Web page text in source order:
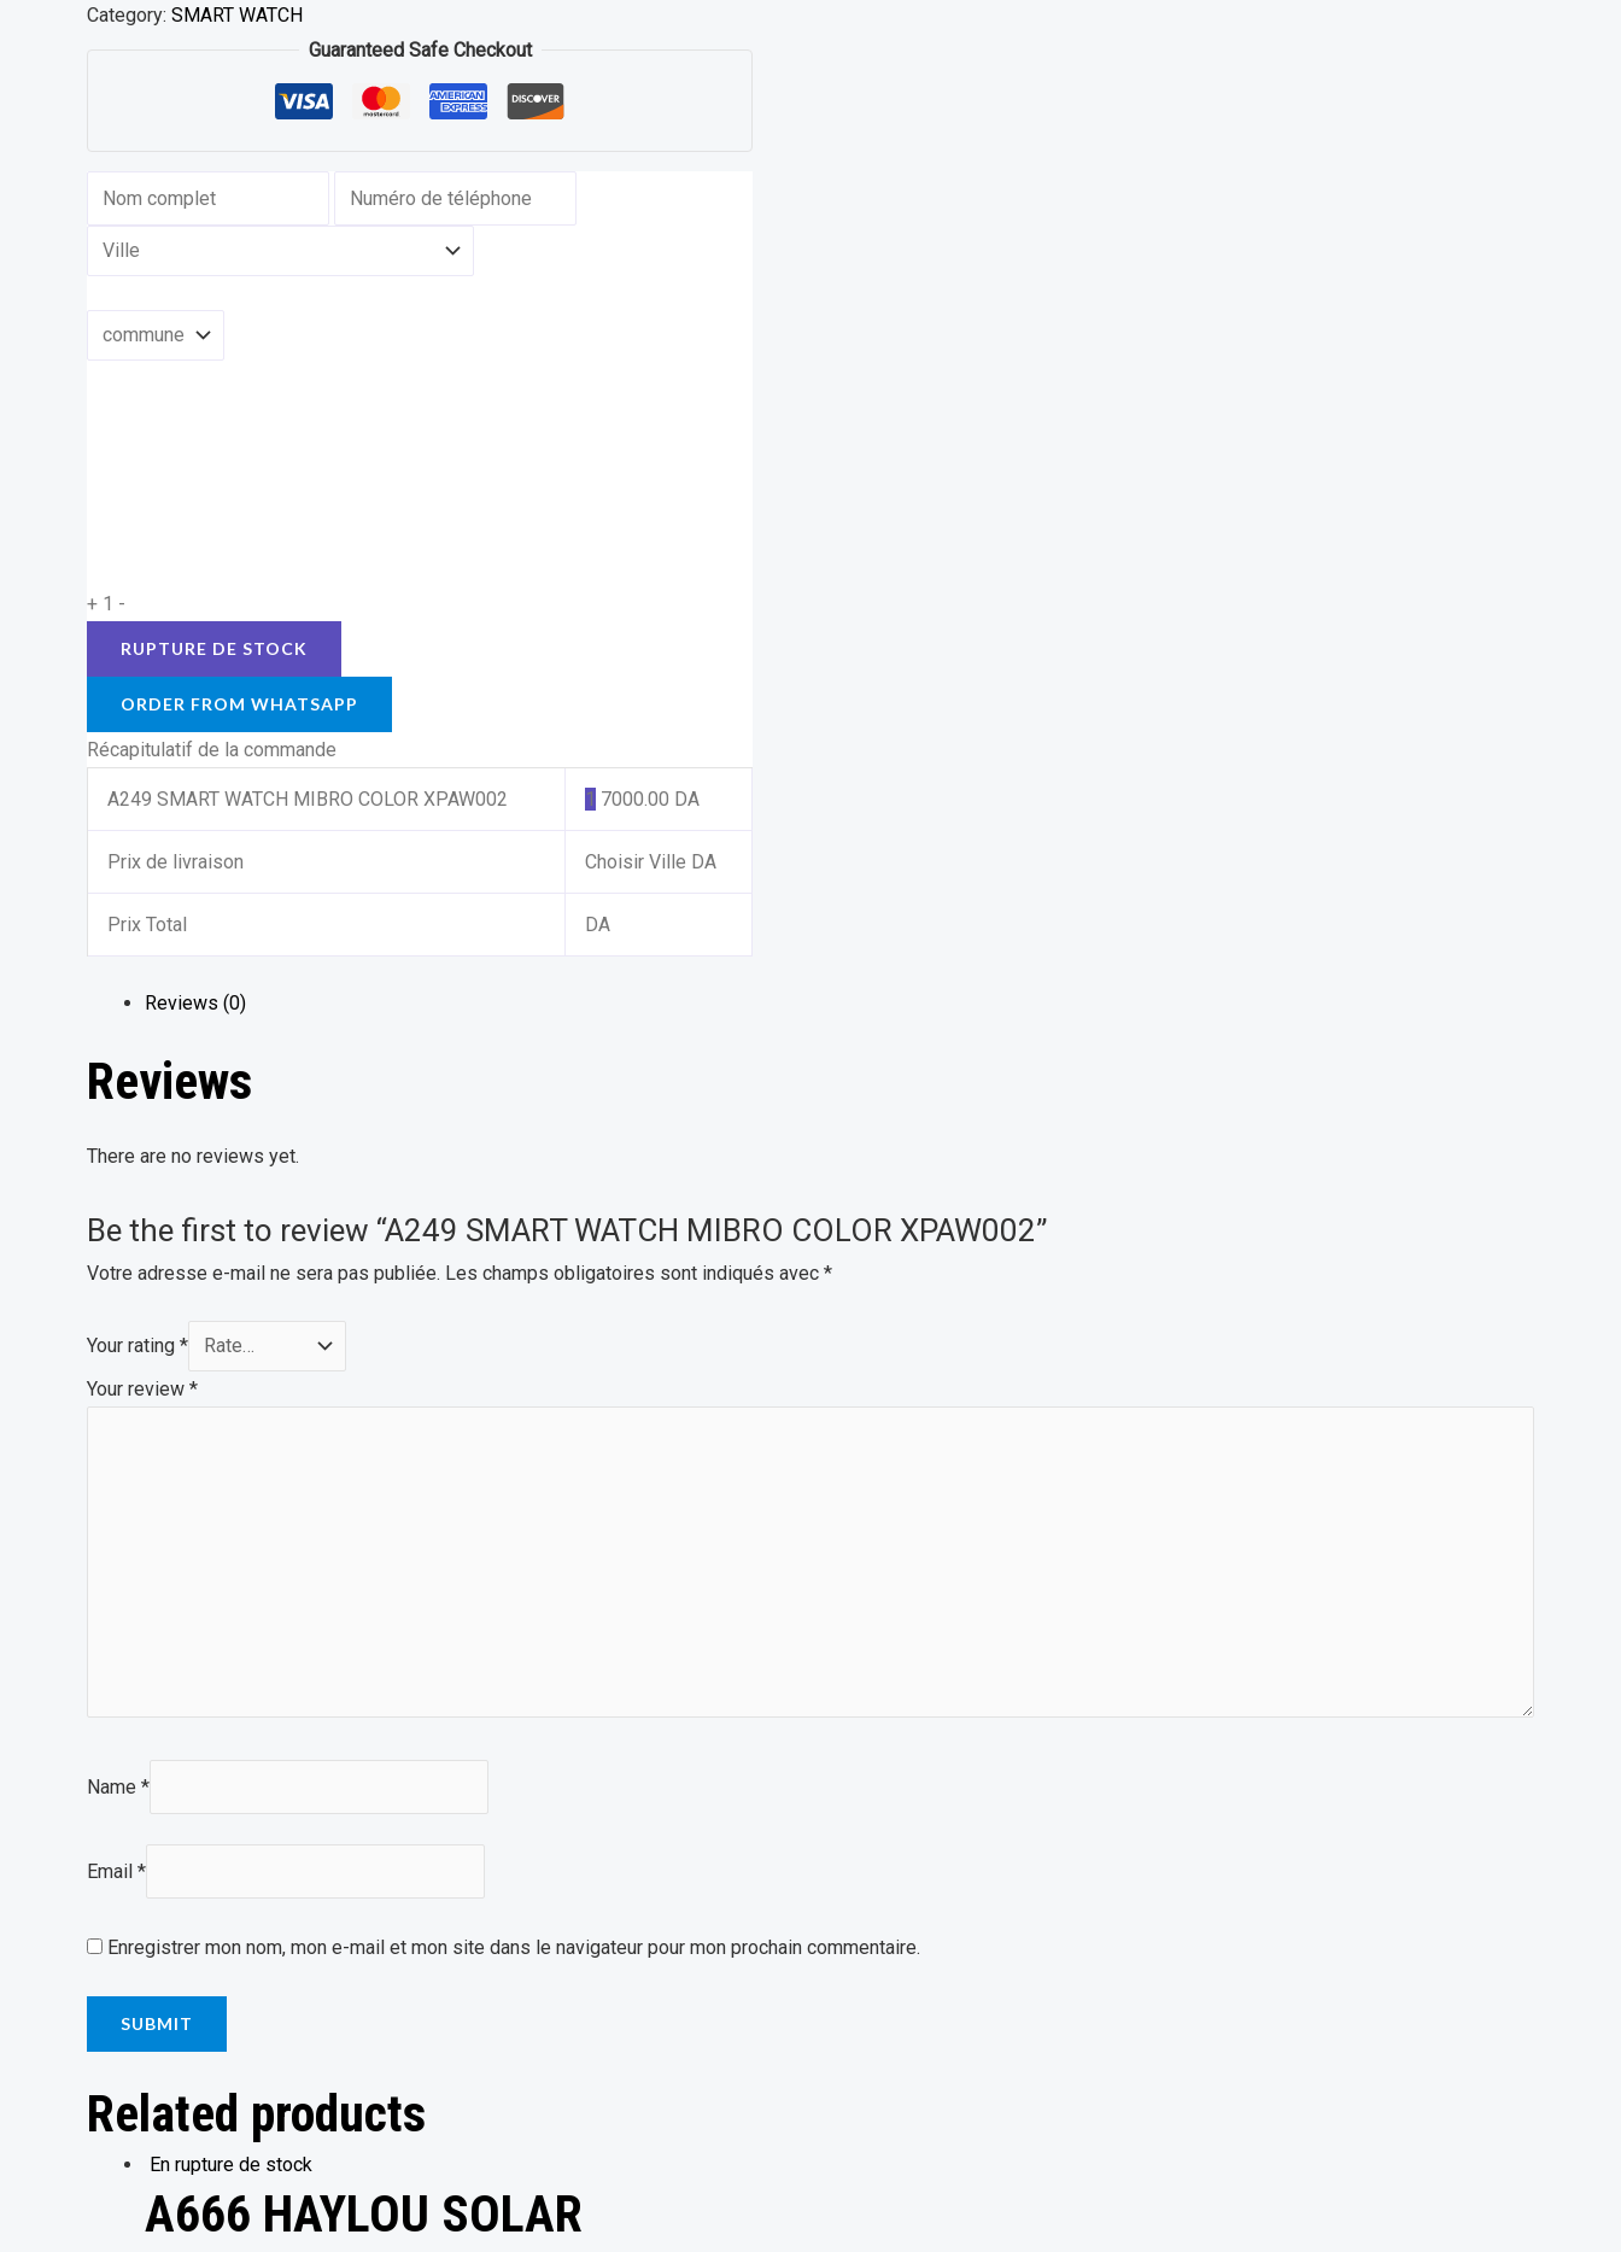
Category: SMART WATCH
Guaranteed Safe Checkout
+ 1 -
ORDER FROM WHATSAPP
Récapitulatif de la commande
A249 SMART WATCH MIBRO COLOR XPAW002 1 7000.00 DA
Prix de livraison Choisir Ville DA
Prix Total DA
Reviews (0)
Reviews
There are no reviews yet.
Be the first to review “A249 SMART WATCH MIBRO COLOR XPAW002”
Votre adresse e-mail ne sera pas publiée. Les champs obligatoires sont indiqués avec *
Your rating *
Your review *
Name *
Email *
Enregistrer mon nom, mon e-mail et mon site dans le navigateur pour mon prochain commentaire.
Related products
En rupture de stock
A666 HAYLOU SOLAR